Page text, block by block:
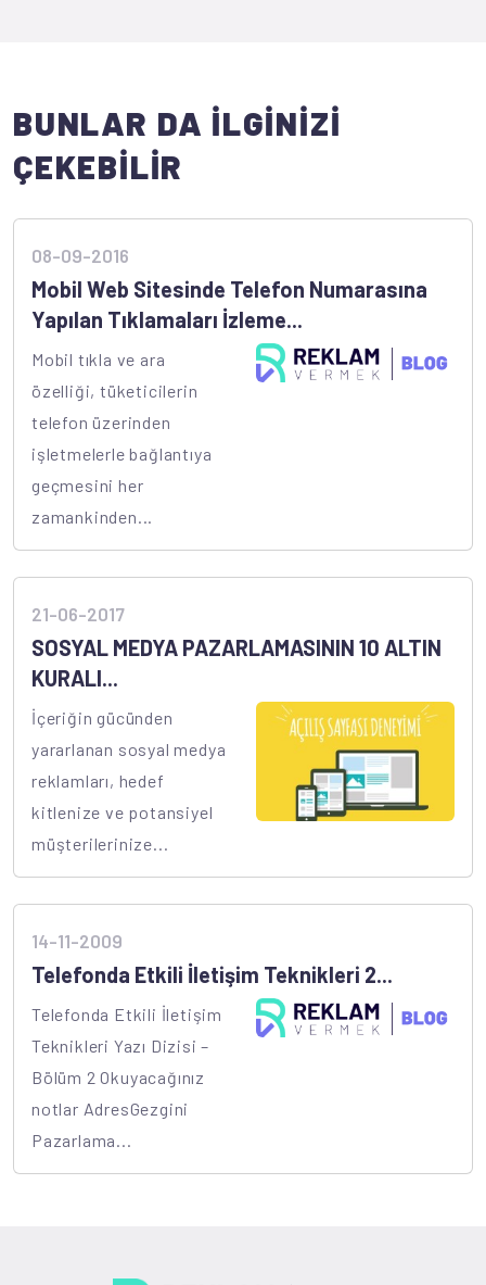
BUNLAR DA İLGİNİZİ
ÇEKEBİLİR
08-09-2016
Mobil Web Sitesinde Telefon Numarasına
Yapılan Tıklamaları İzleme...
Mobil tıkla ve ara
özelliği, tüketicilerin
telefon üzerinden
işletmelerle bağlantıya
geçmesini her
zamankinden...
21-06-2017
SOSYAL MEDYA PAZARLAMASININ 10 ALTIN
KURALI...
İçeriğin gücünden
yararlanan sosyal medya
reklamları, hedef
kitlenize ve potansiyel
müşterilerinize...
14-11-2009
Telefonda Etkili İletişim Teknikleri 2...
Telefonda Etkili İletişim
Teknikleri Yazı Dizisi –
Bölüm 2 Okuyacağınız
notlar AdresGezgini
Pazarlama...